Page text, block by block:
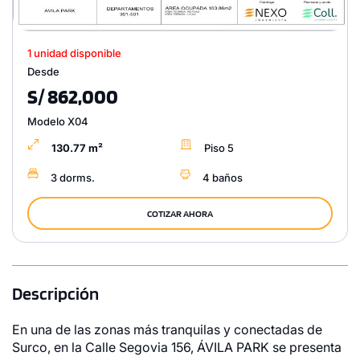
1 unidad disponible
Desde
S/ 862,000
Modelo X04
130.77 m² Piso 5
3 dorms. 4 baños
COTIZAR AHORA
Descripción
En una de las zonas más tranquilas y conectadas de
Surco, en la Calle Segovia 156, ÁVILA PARK se presenta